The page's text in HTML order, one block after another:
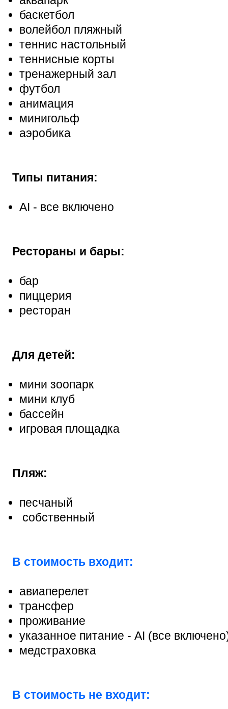
баскетбол
волейбол пляжный
теннис настольный
теннисные корты
тренажерный зал
футбол
анимация
минигольф
аэробика
Типы питания:
AI - все включено
Рестораны и бары:
бар
пиццерия
ресторан
Для детей:
мини зоопарк
мини клуб
бассейн
игровая площадка
Пляж:
песчаный
собственный
В стоимость входит:
авиаперелет
трансфер
проживание
указанное питание - AI (все
медстраховка
В стоимость не входит: